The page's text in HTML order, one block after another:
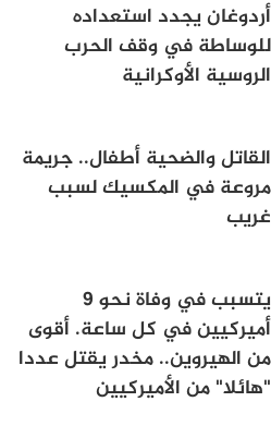
أردوغان يجدد استعداده
للوساطة في وقف الحرب
الروسية الأوكرانية
القاتل والضحية أطفال.. جريمة
مروعة في المكسيك لسبب
غريب
يتسبب في وفاة نحو 9
أميركيين في كل ساعة. أقوى
من الهيروين.. مخدر يقتل عددا
"هائلا" من الأميركيين